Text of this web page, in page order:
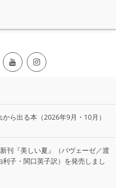
から出る本（2026年9月・10月）
刊『美しい夏』（パヴェーゼ／渡
利子・関口英子訳）を発売しまし